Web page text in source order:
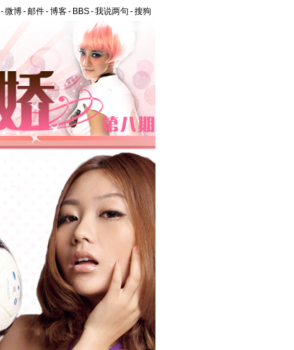
-微博-邮件-博客- BBS-我说两句 -搜狗